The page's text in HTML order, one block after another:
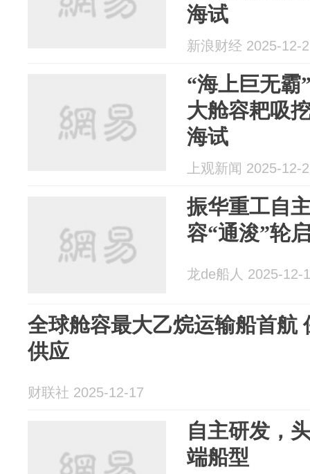
海试
新浪财经 2025-12-
“海上巨无霸
大舱容耙吸
海试
上观新闻 2025-12-
振华重工自
容“通浚”轮
龙de船人 2025-12-
全球舱容最大乙烷运输船首航
供应
财联社 2025-12-17
自主研发，
端船型